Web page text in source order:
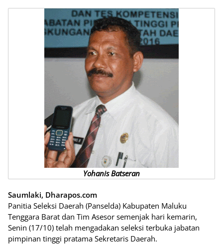
Yohanis Batseran
Saumlaki, Dharapos.com
Panitia Seleksi Daerah (Panselda) Kabupaten Maluku
Tenggara Barat dan Tim Asesor semenjak hari kemarin,
Senin (17/10) telah mengadakan seleksi terbuka jabatan
pimpinan tinggi pratama Sekretaris Daerah.